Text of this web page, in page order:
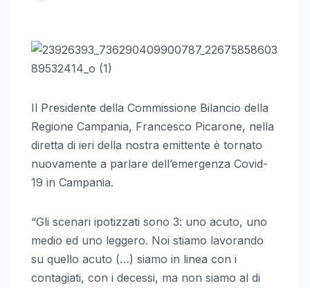
Il Presidente della Commissione Bilancio della
Regione Campania, Francesco Picarone, nella
diretta di ieri della nostra emittente è tornato
nuovamente a parlare dell’emergenza Covid-
19 in Campania.
“Gli scenari ipotizzati sono 3: uno acuto, uno
medio ed uno leggero. Noi stiamo lavorando
su quello acuto (…) siamo in linea con i
contagiati, con i decessi, ma non siamo al di